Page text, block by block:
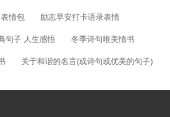
情包 励志早安打卡语录表情
句子 人生感悟 冬季诗句唯美情书
关于和谐的名言(或诗句或优美的句子)